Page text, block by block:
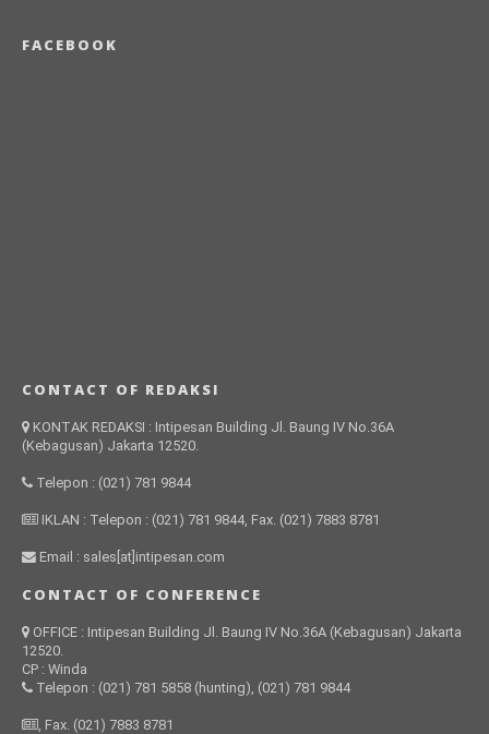
FACEBOOK
CONTACT OF REDAKSI
KONTAK REDAKSI : Intipesan Building Jl. Baung IV No.36A
(Kebagusan) Jakarta 12520.
Telepon : (021) 781 9844
IKLAN : Telepon : (021) 781 9844, Fax. (021) 7883 8781
Email : sales[at]intipesan.com
CONTACT OF CONFERENCE
OFFICE : Intipesan Building Jl. Baung IV No.36A (Kebagusan) Jakarta
12520.
CP : Winda
Telepon : (021) 781 5858 (hunting), (021) 781 9844
, Fax. (021) 7883 8781